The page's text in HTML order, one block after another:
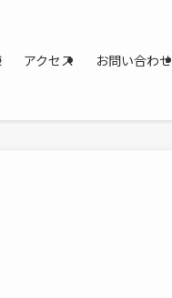
アクセス お問い合わせ